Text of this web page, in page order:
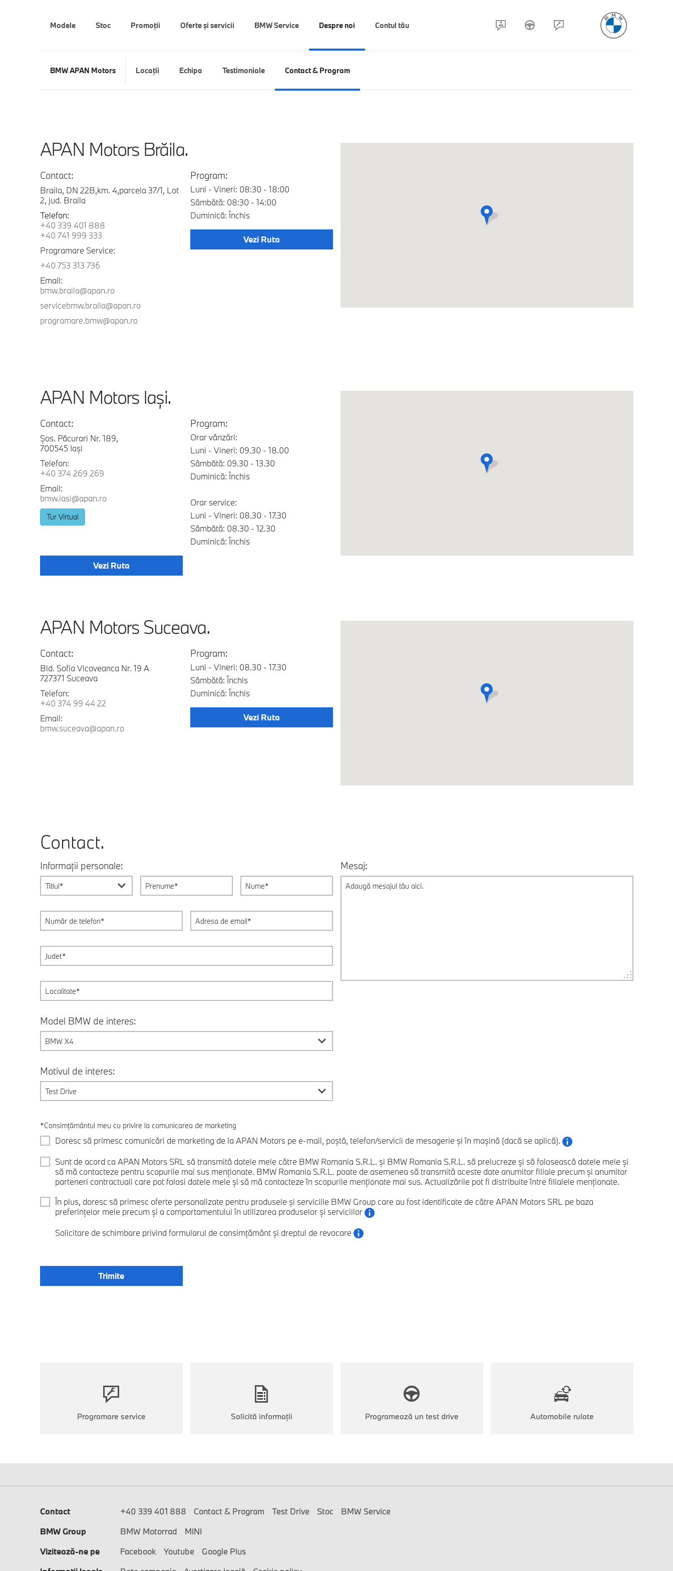
Modele Stoc Promoții Oferte şi servicii BMW Service Despre noi Contul tău
BMW APAN Motors Locaţii Echipa Testimoniale Contact & Program
APAN Motors Brăila.
Contact:
Braila, DN 22B,km. 4,parcela 37/1, Lot
2, jud. Braila
Telefon:
+40 339 401 888
+40 741 999 333
Programare Service:
+40 753 313 736
Email:
bmw.braila@apan.ro
servicebmw.braila@apan.ro
programare.bmw@apan.ro
Program:
Luni - Vineri: 08:30 - 18:00
Sâmbătă: 08:30 - 14:00
Duminică: Închis
Vezi Ruta
APAN Motors Iaşi.
Contact:
Şos. Păcurari Nr. 189,
700545 Iaşi
Telefon:
+40 374 269 269
Email:
bmw.iasi@apan.ro
Tur Virtual
Program:
Orar vânzări:
Luni - Vineri: 09.30 - 18.00
Sâmbătă: 09.30 - 13.30
Duminică: Închis
Orar service:
Luni - Vineri: 08.30 - 17.30
Sâmbătă: 08.30 - 12.30
Duminică: Închis
Vezi Ruta
APAN Motors Suceava.
Contact:
Bld. Sofia Vicoveanca Nr. 19 A
727371 Suceava
Telefon:
+40 374 99 44 22
Email:
bmw.suceava@apan.ro
Program:
Luni - Vineri: 08.30 - 17.30
Sâmbătă: Închis
Duminică: Închis
Vezi Ruta
Contact.
Informații personale:
Titlul*
Model BMW de interes:
BMW X4
Motivul de interes:
Test Drive
Mesaj:
*Consimțământul meu cu privire la comunicarea de marketing
Doresc să primesc comunicări de marketing de la APAN Motors pe e-mail, poștă, telefon/servicii de mesagerie și în mașină (dacă se aplică).
Sunt de acord ca APAN Motors SRL să transmită datele mele către BMW Romania S.R.L. și BMW Romania S.R.L. să prelucreze și să folosească datele mele și
să mă contacteze pentru scopurile mai sus menționate. BMW Romania S.R.L. poate de asemenea să transmită aceste date anumitor filiale precum și anumitor
parteneri contractuali care pot folosi datele mele și să mă contacteze în scopurile menționate mai sus. Actualizările pot fi distribuite între filialele menționate.
În plus, doresc să primesc oferte personalizate pentru produsele și serviciile BMW Group care au fost identificate de către APAN Motors SRL pe baza
preferințelor mele precum și a comportamentului în utilizarea produselor și serviciilor
Solicitare de schimbare privind formularul de consimțământ și dreptul de revocare
Programare service Solicită informații Programează un test drive Automobile rulate
Contact +40 339 401 888 Contact & Program Test Drive Stoc
BMW Service
BMW Group
BMW Motorrad
MINI
Vizitează-ne pe
Facebook Youtube
Google Plus